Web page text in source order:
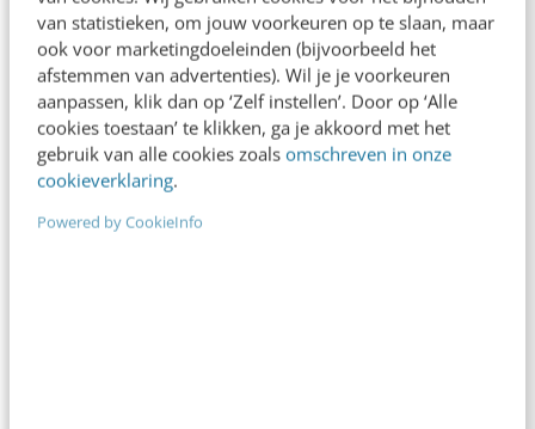
van statistieken, om jouw voorkeuren op te slaan, maar
ook voor marketingdoeleinden (bijvoorbeeld het
afstemmen van advertenties). Wil je je voorkeuren
aanpassen, klik dan op ‘Zelf instellen’. Door op ‘Alle
cookies toestaan’ te klikken, ga je akkoord met het
gebruik van alle cookies zoals omschreven in onze
cookieverklaring.
Powered by CookieInfo
ALLE ARTIKELEN
De wijze die weinig weet, is de ware wijze
"Die geile Moor. Een diklip. Een geile zwarte bok.
Zijn soort is nogal wispelturig." Het mag allemaal